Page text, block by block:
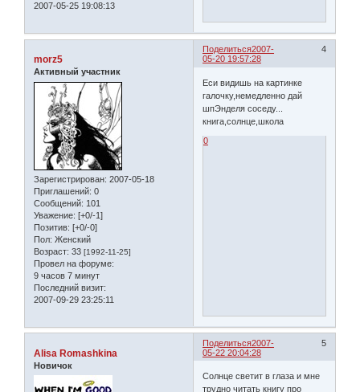
2007-05-25 19:08:13
Поделиться 4
2007-
05-20 19:57:28
morz5
Активный участник
Зарегистрирован: 2007-05-18
Приглашений: 0
Сообщений: 101
Уважение: [+0/-1]
Позитив: [+0/-0]
Пол: Женский
Возраст: 33 [1992-11-25]
Провел на форуме:
9 часов 7 минут
Последний визит:
2007-09-29 23:25:11
Еси видишь на картинке
галочку,немедленно дай
шпЭнделя соседу...
книга,солнце,школа
0
Поделиться 5
2007-
05-22 20:04:28
Alisa Romashkina
Новичок
Солнце светит в глаза и мне
трудно читать книгу про